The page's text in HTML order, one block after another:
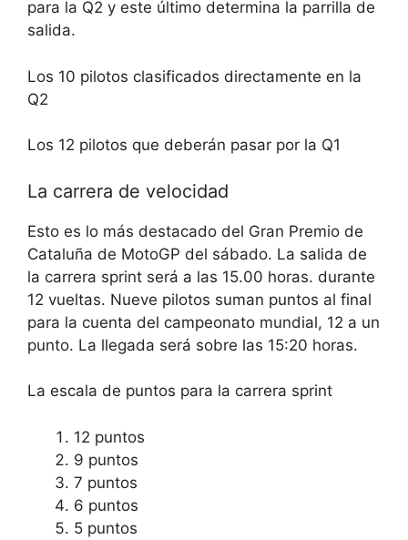
para la Q2 y este último determina la parrilla de
salida.
Los 10 pilotos clasificados directamente en la
Q2
Los 12 pilotos que deberán pasar por la Q1
La carrera de velocidad
Esto es lo más destacado del Gran Premio de
Cataluña de MotoGP del sábado. La salida de
la carrera sprint será a las 15.00 horas. durante
12 vueltas. Nueve pilotos suman puntos al final
para la cuenta del campeonato mundial, 12 a un
punto. La llegada será sobre las 15:20 horas.
La escala de puntos para la carrera sprint
12 puntos
9 puntos
7 puntos
6 puntos
5 puntos